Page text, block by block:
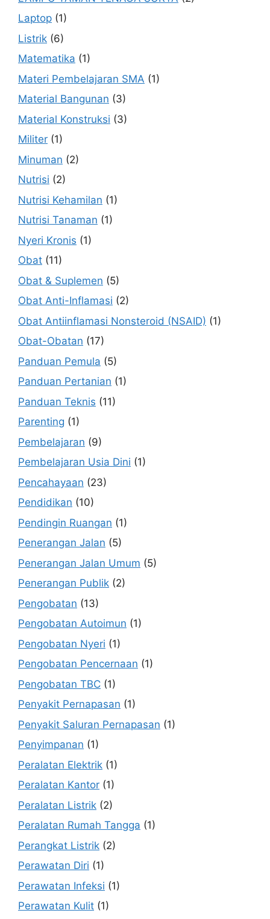
Laptop (1)
Listrik (6)
Matematika (1)
Materi Pembelajaran SMA (1)
Material Bangunan (3)
Material Konstruksi (3)
Militer (1)
Minuman (2)
Nutrisi (2)
Nutrisi Kehamilan (1)
Nutrisi Tanaman (1)
Nyeri Kronis (1)
Obat (11)
Obat & Suplemen (5)
Obat Anti-Inflamasi (2)
Obat Antiinflamasi Nonsteroid (NSAID) (1)
Obat-Obatan (17)
Panduan Pemula (5)
Panduan Pertanian (1)
Panduan Teknis (11)
Parenting (1)
Pembelajaran (9)
Pembelajaran Usia Dini (1)
Pencahayaan (23)
Pendidikan (10)
Pendingin Ruangan (1)
Penerangan Jalan (5)
Penerangan Jalan Umum (5)
Penerangan Publik (2)
Pengobatan (13)
Pengobatan Autoimun (1)
Pengobatan Nyeri (1)
Pengobatan Pencernaan (1)
Pengobatan TBC (1)
Penyakit Pernapasan (1)
Penyakit Saluran Pernapasan (1)
Penyimpanan (1)
Peralatan Elektrik (1)
Peralatan Kantor (1)
Peralatan Listrik (2)
Peralatan Rumah Tangga (1)
Perangkat Listrik (2)
Perawatan Diri (1)
Perawatan Infeksi (1)
Perawatan Kulit (1)